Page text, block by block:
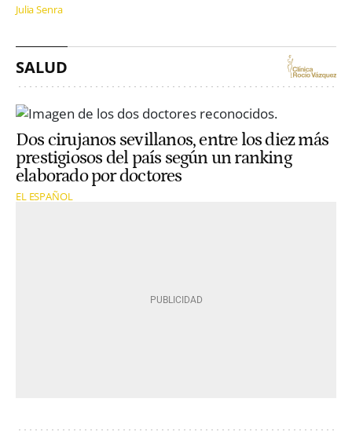
Julia Senra
SALUD
Dos cirujanos sevillanos, entre los diez más
prestigiosos del país según un ranking
elaborado por doctores
EL ESPAÑOL